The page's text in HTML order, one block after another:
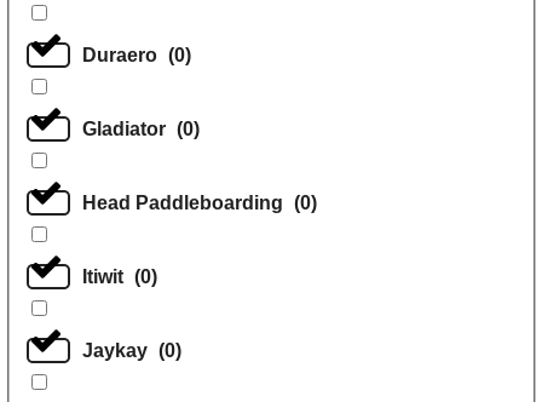
Duraero (0)
Gladiator (0)
Head Paddleboarding (0)
Itiwit (0)
Jaykay (0)